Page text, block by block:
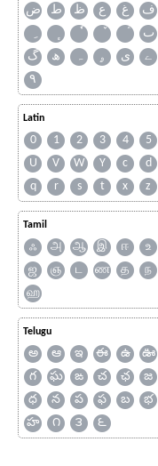
ض
ط ظ ع غ ف
ٮ
گ
ھ ہ ۄ ی ے
۹
Latin
0 1 2 3 4 5
U
V W Y c d
q
r s t x z
Tamil
ஃ அ ஆ இ ஈ உ
ஜ
ஞ ட ண த ந
ஹ
Telugu
అ ఆ ఇ ఈ ఉ ఊ
గ
ఘ ఙ చ ఛ జ
ధ
న ప ఫ బ భ
హ
౧ ౩ ౬